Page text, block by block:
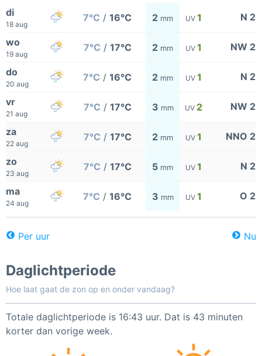
di
18 aug
7°C / 16°C 2 mm UV 1 N 2
wo
19 aug
7°C / 17°C 2 mm UV 1 NW 2
do
20 aug
7°C / 16°C 2 mm UV 1 N 2
vr
21 aug
7°C / 17°C 3 mm UV 2 NW 2
za
22 aug
7°C / 17°C 2 mm UV 1 NNO 2
zo
23 aug
7°C / 17°C 5 mm UV 1 N 2
ma
24 aug
7°C / 16°C 3 mm UV 1 O 2
Per uur Nu
Daglichtperiode
Hoe laat gaat de zon op en onder vandaag?
Totale daglichtperiode is 16:43 uur. Dat is 43 minuten
korter dan vorige week.